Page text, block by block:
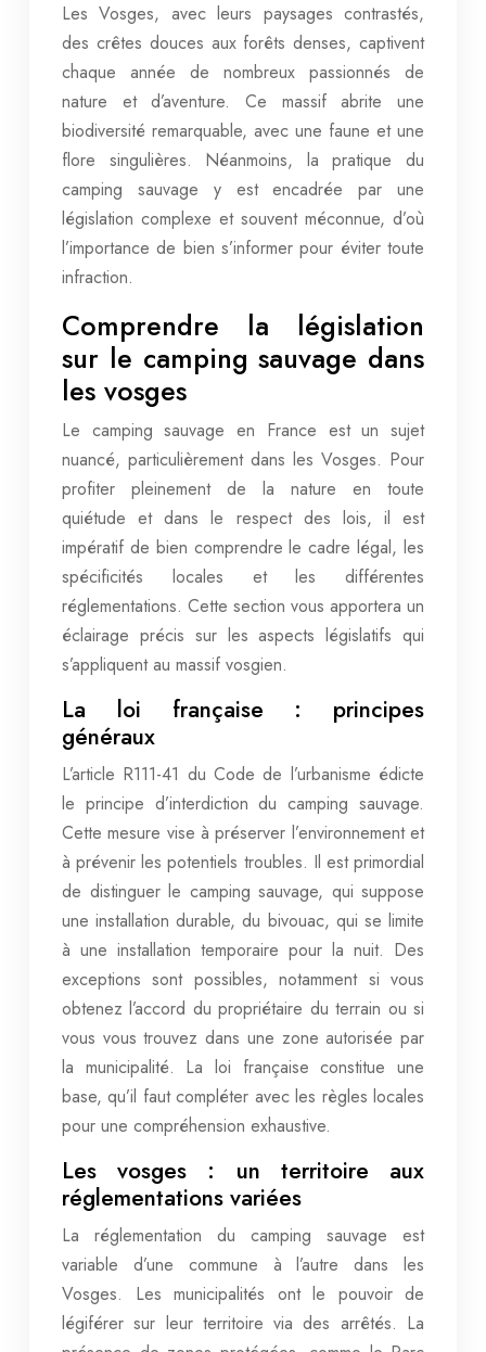
Les Vosges, avec leurs paysages contrastés,
des crêtes douces aux forêts denses, captivent
chaque année de nombreux passionnés de
nature et d’aventure. Ce massif abrite une
biodiversité remarquable, avec une faune et une
flore singulières. Néanmoins, la pratique du
camping sauvage y est encadrée par une
législation complexe et souvent méconnue, d’où
l’importance de bien s’informer pour éviter toute
infraction.
Comprendre la législation
sur le camping sauvage dans
les vosges
Le camping sauvage en France est un sujet
nuancé, particulièrement dans les Vosges. Pour
profiter pleinement de la nature en toute
quiétude et dans le respect des lois, il est
impératif de bien comprendre le cadre légal, les
spécificités locales et les différentes
réglementations. Cette section vous apportera un
éclairage précis sur les aspects législatifs qui
s’appliquent au massif vosgien.
La loi française : principes
généraux
L’article R111-41 du Code de l’urbanisme édicte
le principe d’interdiction du camping sauvage.
Cette mesure vise à préserver l’environnement et
à prévenir les potentiels troubles. Il est primordial
de distinguer le camping sauvage, qui suppose
une installation durable, du bivouac, qui se limite
à une installation temporaire pour la nuit. Des
exceptions sont possibles, notamment si vous
obtenez l’accord du propriétaire du terrain ou si
vous vous trouvez dans une zone autorisée par
la municipalité. La loi française constitue une
base, qu’il faut compléter avec les règles locales
pour une compréhension exhaustive.
Les vosges : un territoire aux
réglementations variées
La réglementation du camping sauvage est
variable d’une commune à l’autre dans les
Vosges. Les municipalités ont le pouvoir de
légiférer sur leur territoire via des arrêtés. La